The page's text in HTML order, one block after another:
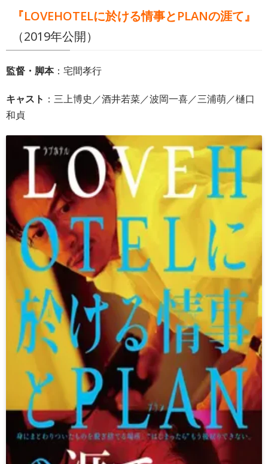
『LOVEHOTELに於ける情事とPLANの涯て』
（2019年公開）
監督・脚本：宅間孝行
キャスト ：三上博史／酒井若菜／波岡一喜／三浦萌／樋口
和貞